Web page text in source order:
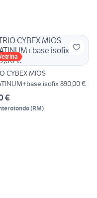
CYBEX MIOS
isofix 890,00 €
€
(RM)